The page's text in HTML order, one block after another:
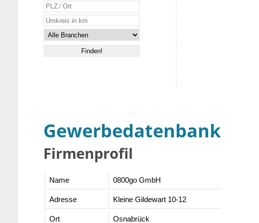
Gewerbedatenbank
Firmenprofil
Name 0800go GmbH
Adresse Kleine Gildewart 10-12
Ort Osnabrück